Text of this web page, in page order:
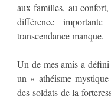
aux familles, au
différence
transcendance manque.
Un de mes amis a
un « athéisme
des soldats de la